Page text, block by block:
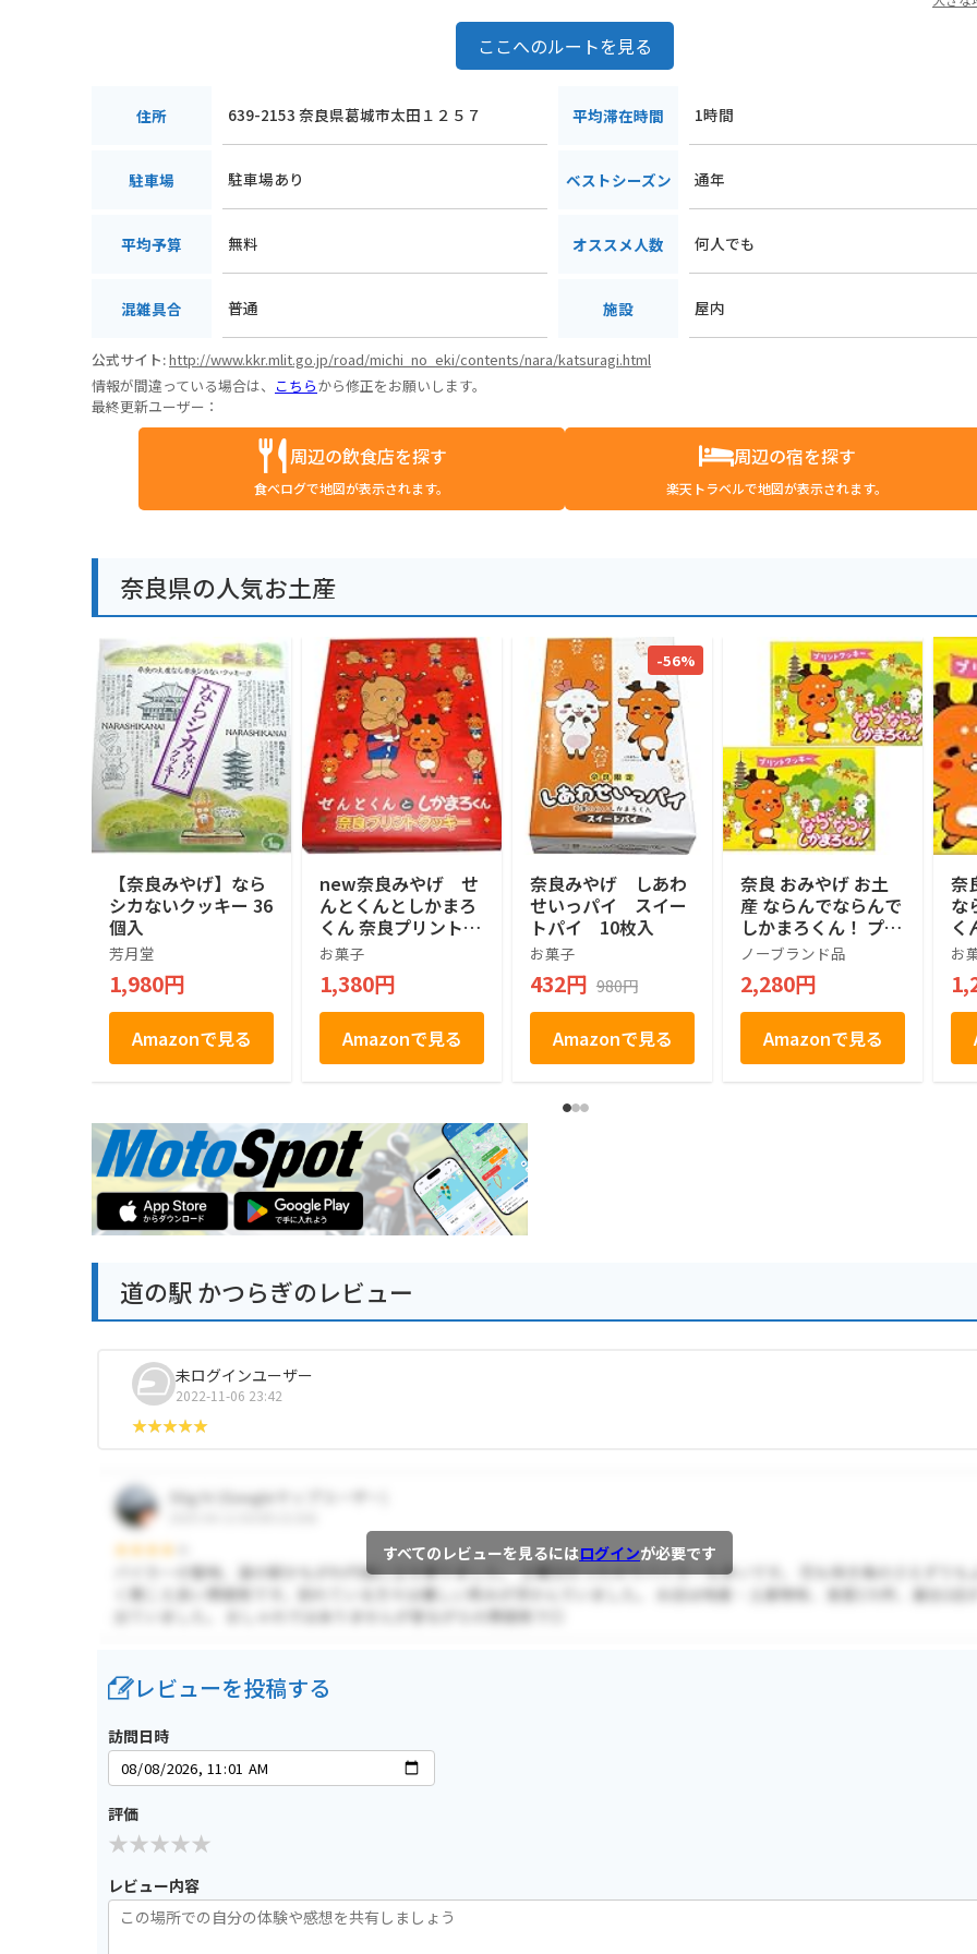
ここへのルートを見る
住所 639-2153 奈良県葛城市太田１２５７ 平均滞在時間 1時間
駐車場 駐車場あり ベストシーズン 通年
平均予算 無料 オススメ人数 何人でも
混雑具合 普通 施設 屋内
公式サイト:http://www.kkr.mlit.go.jp/road/michi_no_eki/contents/nara/katsuragi.html
情報が間違っている場合は、 こちらから修正をお願いします。
最終更新ユーザー：
周辺の飲食店を探す
食べログで地図が表示されます。
周辺の宿を探す
楽天トラベルで地図が表示されます。
奈良県の人気お土産
【奈良みやげ】なら
シカないクッキー 36
個入
芳月堂
1,980円
Amazonで見る
new奈良みやげ せ
んとくんとしかまろ
くん 奈良プリントク
ッキー(赤) 20枚入
お菓子
1,380円
Amazonで見る
-56%
奈良みやげ しあわ
せいっパイ スイー
トパイ 10枚入
お菓子
432円 980円
Amazonで見る
奈良 おみやげ お土
産 ならんでならんで
しかまろくん！ プリ
ントクッキー 18枚入
り×2個
ノーブランド品
2,280円
Amazonで見る
奈
な
く
ッ
お
道の駅 かつらぎのレビュー
未ログインユーザー
2022-11-06 23:42
すべてのレビューを見るにはログインが必要です
レビューを投稿する
訪問日時
評価
レビュー内容